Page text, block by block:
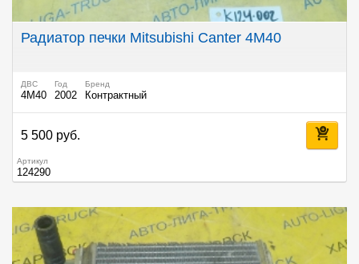
Радиатор печки Mitsubishi Canter 4M40
ДВС
4M40
Год
2002
Бренд
Контрактный
5 500 руб.
Артикул
124290